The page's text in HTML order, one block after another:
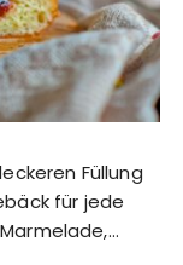
Füllung
für jede